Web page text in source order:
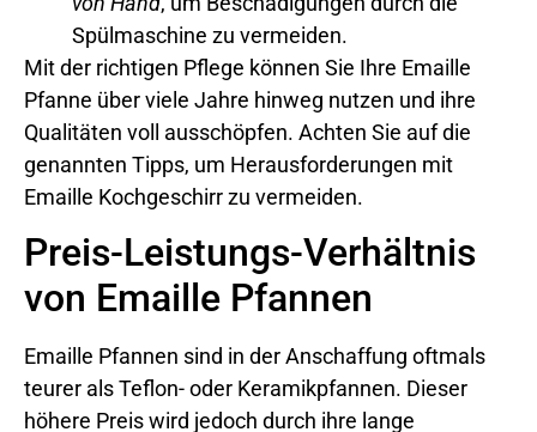
Spülmaschine zu vermeiden.
Mit der richtigen Pflege können Sie Ihre Emaille
Pfanne über viele Jahre hinweg nutzen und ihre
Qualitäten voll ausschöpfen. Achten Sie auf die
genannten Tipps, um Herausforderungen mit
Emaille Kochgeschirr zu vermeiden.
Preis-Leistungs-Verhältnis
von Emaille Pfannen
Emaille Pfannen sind in der Anschaffung oftmals
teurer als Teflon- oder Keramikpfannen. Dieser
höhere Preis wird jedoch durch ihre lange